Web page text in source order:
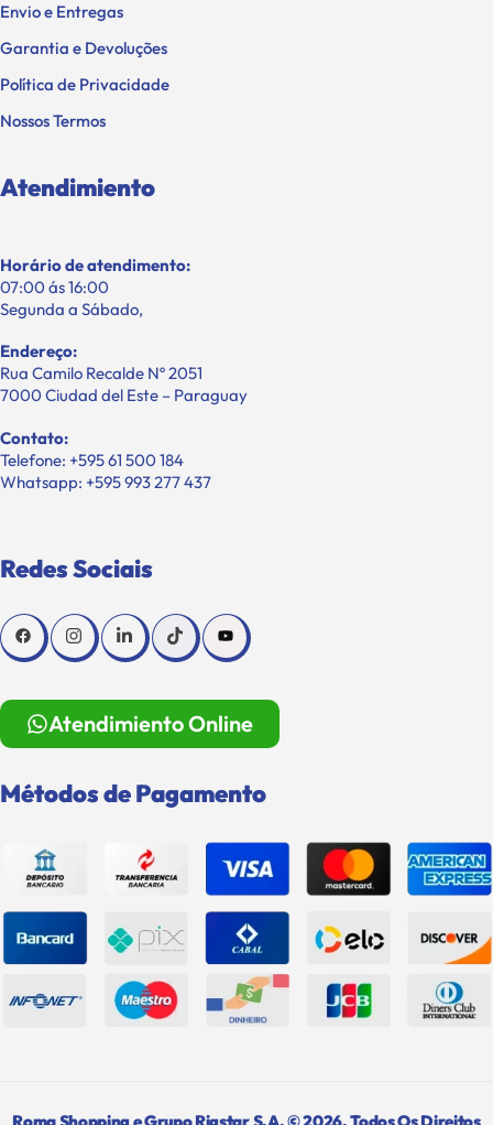
Envio e Entregas
Garantia e Devoluções
Política de Privacidade
Nossos Termos
Atendimiento
Horário de atendimento:
07:00 ás 16:00
Segunda a Sábado,
Endereço:
Rua Camilo Recalde Nº 2051
7000 Ciudad del Este – Paraguay
Contato:
Telefone: +595 61 500 184
Whatsapp: +595 993 277 437
Redes Sociais
Atendimiento Online
Métodos de Pagamento